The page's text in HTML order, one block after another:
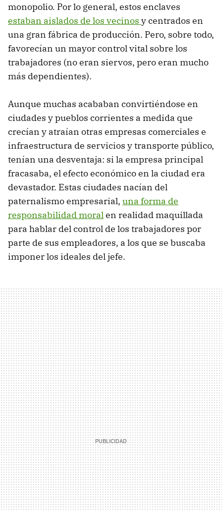
monopolio. Por lo general, estos enclaves
estaban aislados de los vecinos y centrados en
una gran fábrica de producción. Pero, sobre todo,
favorecían un mayor control vital sobre los
trabajadores (no eran siervos, pero eran mucho
más dependientes).
Aunque muchas acababan convirtiéndose en
ciudades y pueblos corrientes a medida que
crecían y atraían otras empresas comerciales e
infraestructura de servicios y transporte público,
tenían una desventaja: si la empresa principal
fracasaba, el efecto económico en la ciudad era
devastador. Estas ciudades nacían del
paternalismo empresarial, una forma de
responsabilidad moralen realidad maquillada
para hablar del control de los trabajadores por
parte de sus empleadores, a los que se buscaba
imponer los ideales del jefe.